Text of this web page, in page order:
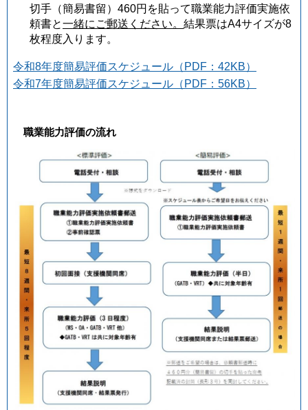
切手（簡易書留）460円を貼って職業能力評価実施依
頼書と一緒にご郵送ください。 結果票はA4サイズが8
枚程度入ります。
令和8年度簡易評価スケジュール（PDF：42KB）
令和7年度簡易評価スケジュール（PDF：56KB）
職業能力評価の流れ